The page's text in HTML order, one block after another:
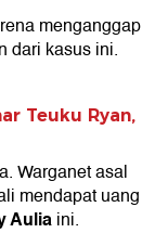
menganggap
dari kasus ini.
Teuku Ryan,
Warganet asal
mendapat uang
Auliaini.